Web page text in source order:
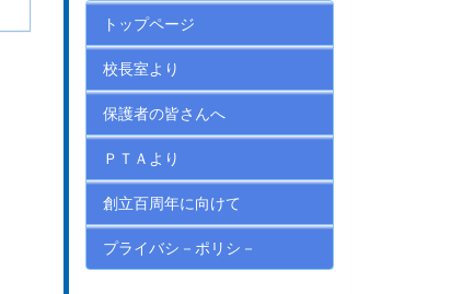
トップページ
校長室より
保護者の皆さんへ
ＰＴＡより
創立百周年に向けて
プライバシ－ポリシ－